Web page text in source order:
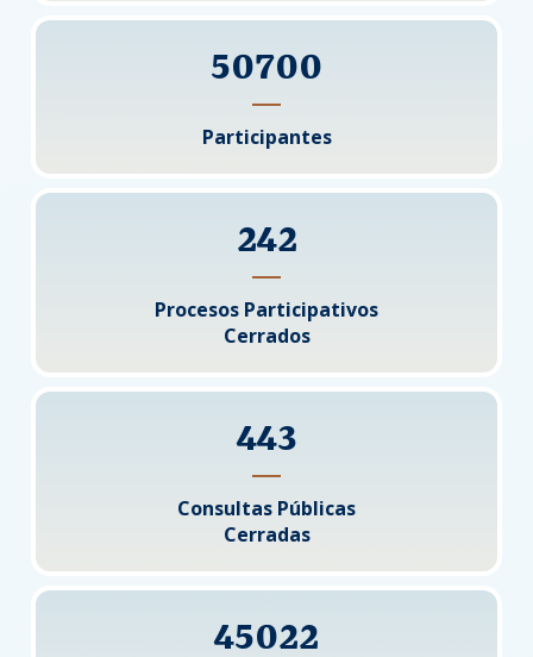
Participantes
50700
Procesos Participativos
Cerrados
242
Consultas Públicas
Cerradas
443
45022